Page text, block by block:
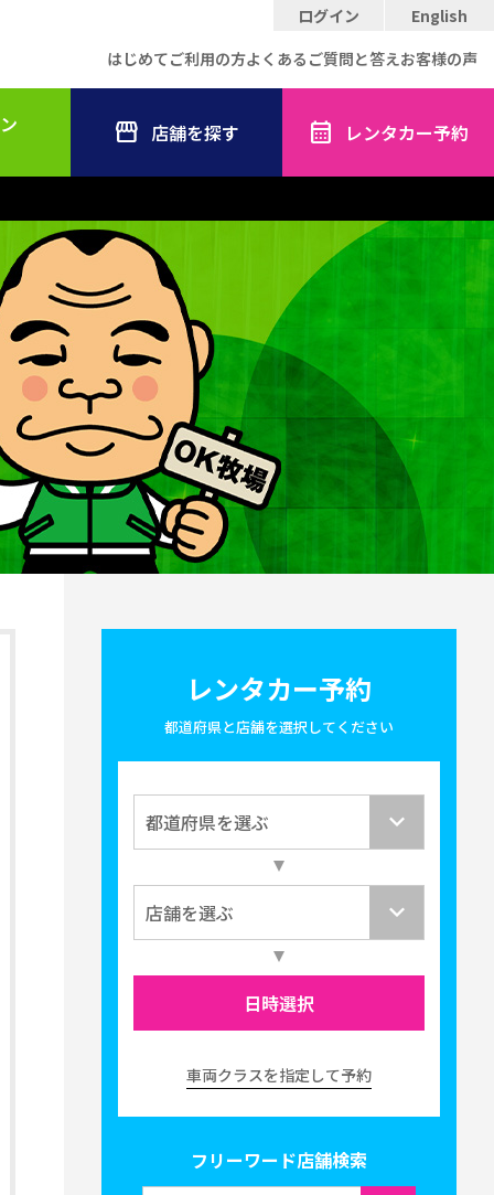
ログイン
English
はじめてご利用の方よくあるご質問と答えお客様の声
店舗を探す レンタカー予約
レンタカー予約
都道府県と店舗を選択してください
日時選択
車両クラスを指定して予約
フリーワード店舗検索